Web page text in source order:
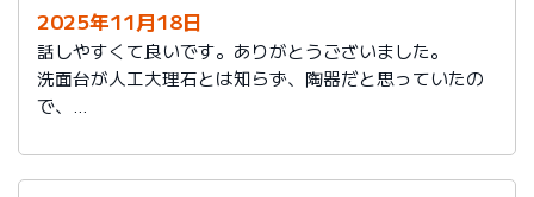
2025年11月18日
話しやすくて良いです。ありがとうございました。
洗面台が人工大理石とは知らず、陶器だと思っていたの
で、